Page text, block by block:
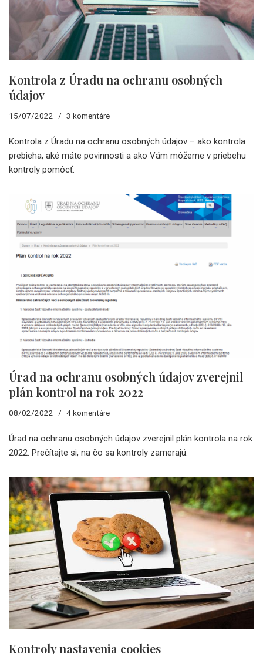
Kontrola z Úradu na ochranu osobných
údajov
15/07/2022 3 komentáre
Kontrola z Úradu na ochranu osobných údajov – ako kontrola
prebieha, aké máte povinnosti a ako Vám môžeme v priebehu
kontroly pomôcť.
Úrad na ochranu osobných údajov zverejnil
plán kontrol na rok 2022
08/02/2022 4 komentáre
Úrad na ochranu osobných údajov zverejnil plán kontrola na rok
2022. Prečítajte si, na čo sa kontroly zamerajú.
Kontroly nastavenia cookies